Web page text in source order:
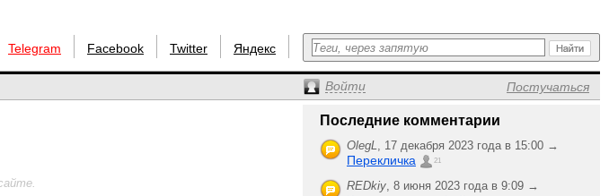
Telegram Facebook Twitter Яндекс
Войти Постучаться
Последние комментарии
OlegL, 17 декабря 2023 года в 15:00 →
Перекличка 21
REDkiy, 8 июня 2023 года в 9:09 →